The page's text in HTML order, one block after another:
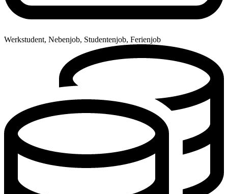
Werkstudent, Nebenjob, Studentenjob, Ferienjob